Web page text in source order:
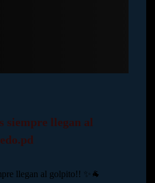
siempre llegan al
llegan al golpito!! ✨🐐